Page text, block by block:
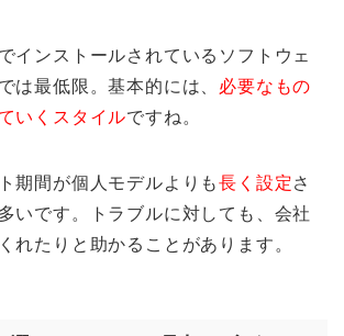
インストールされているソフトウェ
は最低限。基本的には、 必要なもの
いくスタイルですね。
期間が個人モデルよりも長く設定さ
いです。トラブルに対しても、会社
れたりと助かることがあります。